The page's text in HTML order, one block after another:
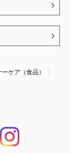
ケア（食品）